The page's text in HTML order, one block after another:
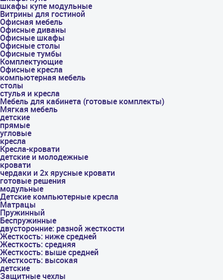
шкафы купе модульные
Витрины для гостиной
Офисная мебель
Офисные диваны
Офисные шкафы
Офисные столы
Офисные тумбы
Комплектующие
Офисные кресла
компьютерная мебель
столы
стулья и кресла
Мебель для кабинета (готовые комплекты)
Мягкая мебель
детские
прямые
угловые
кресла
Кресла-кровати
детские и молодежные
кровати
чердаки и 2х ярусные кровати
готовые решения
модульные
Детские компьютерные кресла
Матрацы
Пружинный
Беспружинные
двусторонние: разной жесткости
Жесткость: ниже средней
Жесткость: средняя
Жесткость: выше средней
Жесткость: высокая
детские
Защитные чехлы